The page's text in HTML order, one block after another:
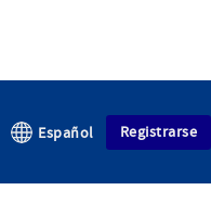
Español Registrarse